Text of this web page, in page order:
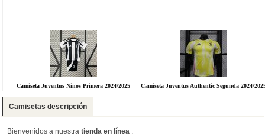
Camiseta Juventus Ninos Primera 2024/2025 Camiseta Juventus Authentic Segunda 2024/
Camisetas descripción
Bienvenidos a nuestra tienda en línea :